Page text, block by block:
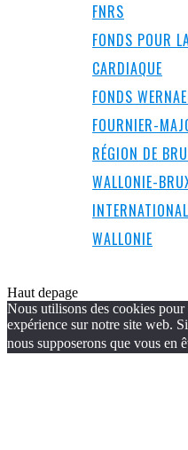
FNRS
FONDS POUR
CARDIAQUE
FONDS
FOURNIER-
RÉGION DE
WALLONIE-
INTERNATIONAL
WALLONIE
Haut depage
Nous utilisons des cookies
expérience sur notre site web.
nous supposerons que vous en